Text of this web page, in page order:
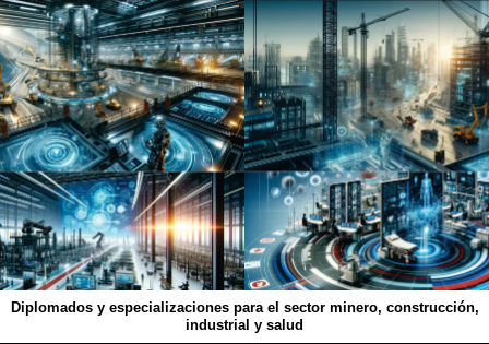
Diplomados y especializaciones para el sector minero, construcción,
industrial y salud